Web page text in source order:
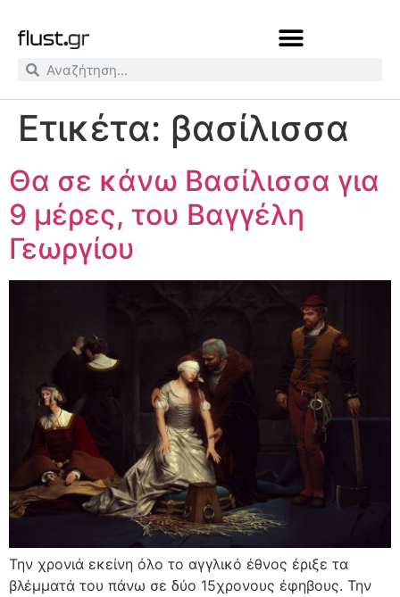
Ετικέτα: βασίλισσα
Θα σε κάνω Βασίλισσα για
9 μέρες, του Βαγγέλη
Γεωργίου
Την χρονιά εκείνη όλο το αγγλικό έθνος έριξε τα
βλέμματά του πάνω σε δύο 15χρονους έφηβους. Την